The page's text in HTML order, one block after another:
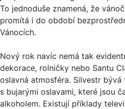
To jednoduše znamená, že
promítá i do období
Vánocích.
Nový rok navíc nemá tak
dekorace, rolničky nebo Santu
oslavná atmosféra. Silvestr
s bujarými oslavami, které jsou
alkoholem. Existují příklady